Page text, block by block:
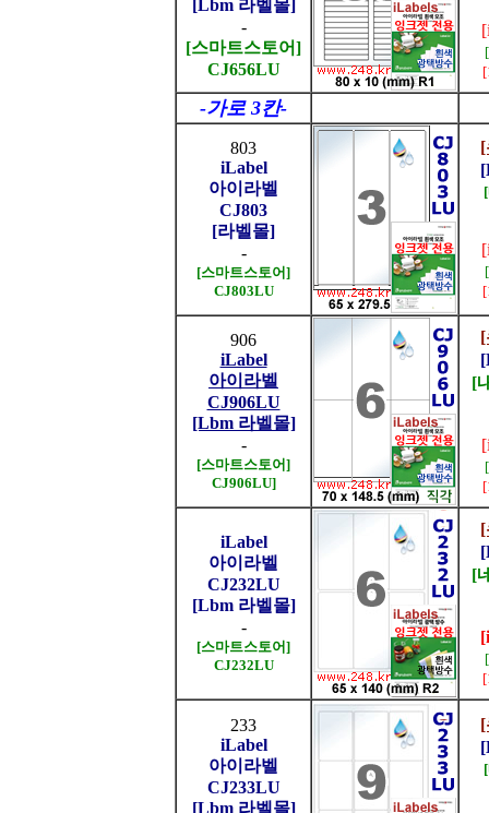
[Lbm 라벨몰]
-
[스마트스토어]
CJ656LU
-가로 3칸-
803
iLabel
아이라벨
CJ803
[라벨몰]
-
[스마트스토어]
CJ803LU
[
906
iLabel
아이라벨
CJ906LU
[Lbm 라벨몰]
-
[스마트스토어]
CJ906LU]
[
[
iLabel
아이라벨
CJ232LU
[Lbm 라벨몰]
-
[스마트스토어]
CJ232LU
[
[
233
iLabel
아이라벨
CJ233LU
[Lbm 라벨몰]
[